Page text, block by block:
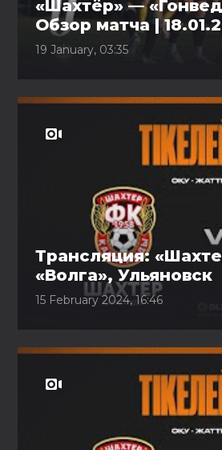
«Шахтёр» —
Обзор матча |
19 January, 03:35
Трансляция:
«Волга», Ульяновск
15 February 2024, 16:46